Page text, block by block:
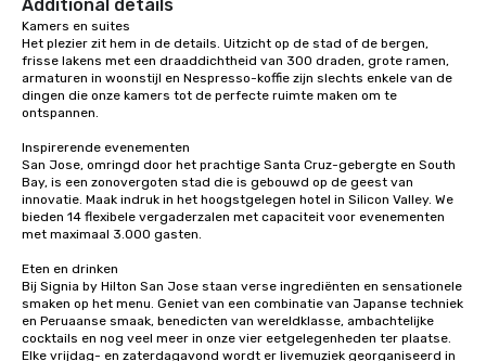
Our affordable tours are priced per
person with tax and gratuities
included. The only thing not included
are drinks. However, a beverage
package upgrade is available, which
provides guests a signature cocktail
at various stops. Build Your Network
Our exclusive experiences provide the
ultimate networking opportunities. At
a typical sit-down dinner, you’re lucky
to engage the person to the left and
place at multiple restaurants, with
walking in between, there are
countless opportunities to interact
with different people when you sit
Additional details
Kamers en suites
Het plezier zit hem in de details. Uitzicht op de stad of de bergen,
frisse lakens met een draaddichtheid van 300 draden, grote ramen,
armaturen in woonstijl en Nespresso-koffie zijn slechts enkele van de
dingen die onze kamers tot de perfecte ruimte maken om te
ontspannen.
Inspirerende evenementen
San Jose, omringd door het prachtige Santa Cruz-gebergte en South
Bay, is een zonovergoten stad die is gebouwd op de geest van
innovatie. Maak indruk in het hoogstgelegen hotel in Silicon Valley. We
bieden 14 flexibele vergaderzalen met capaciteit voor evenementen
met maximaal 3.000 gasten.
Eten en drinken
Bij Signia by Hilton San Jose staan verse ingrediënten en sensationele
smaken op het menu. Geniet van een combinatie van Japanse techniek
en Peruaanse smaak, benedicten van wereldklasse, ambachtelijke
cocktails en nog veel meer in onze vier eetgelegenheden ter plaatse.
Elke vrijdag- en zaterdagavond wordt er livemuziek georganiseerd in